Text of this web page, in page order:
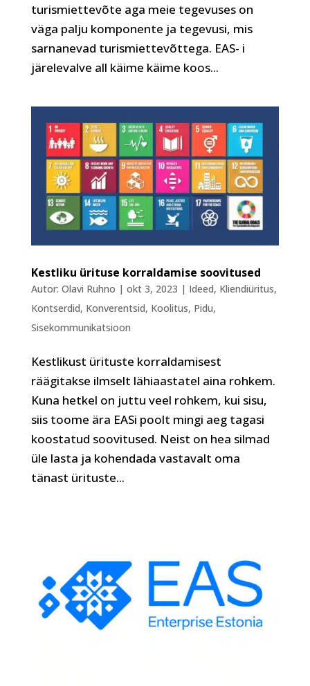
turismiettevõte aga meie tegevuses on
väga palju komponente ja tegevusi, mis
sarnanevad turismiettevõttega. EAS- i
järelevalve all käime käime koos...
Kestliku ürituse korraldamise soovitused
Autor: Olavi Ruhno | okt 3, 2023 | Ideed, Kliendiüritus,
Kontserdid, Konverentsid, Koolitus, Pidu,
Sisekommunikatsioon
Kestlikust ürituste korraldamisest
räägitakse ilmselt lähiaastatel aina rohkem.
Kuna hetkel on juttu veel rohkem, kui sisu,
siis toome ära EASi poolt mingi aeg tagasi
koostatud soovitused. Neist on hea silmad
üle lasta ja kohendada vastavalt oma
tänast ürituste...